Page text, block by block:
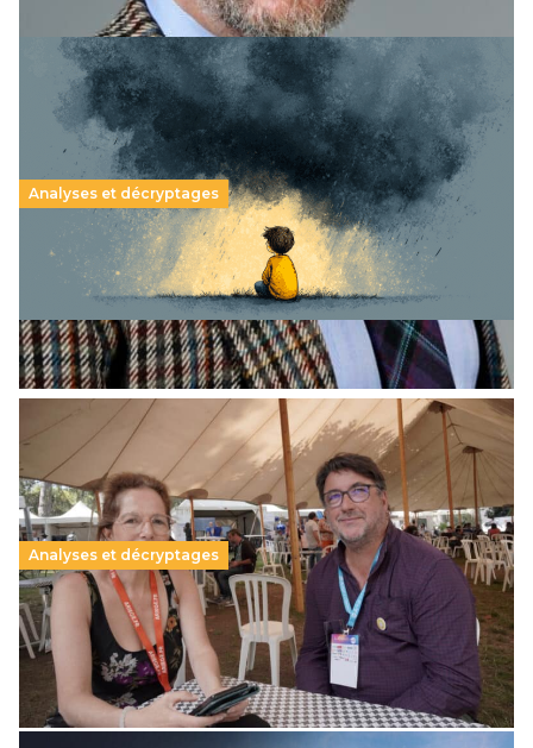
Analyses et décryptages
Santé mentale des enfants : un rapport utile qui
laisse des angles morts
Lire la suite →
Analyses et décryptages
« L’attention, un pari sur l’avenir »
9 septembre 2025-
Lire la suite →